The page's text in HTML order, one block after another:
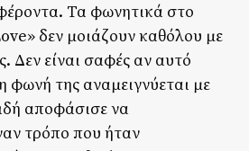
Τα φωνητικά στο
δεν μοιάζουν καθόλου με
Δεν είναι σαφές αν αυτό
φωνή της αναμειγνύεται με
αποφάσισε να
τρόπο που ήταν